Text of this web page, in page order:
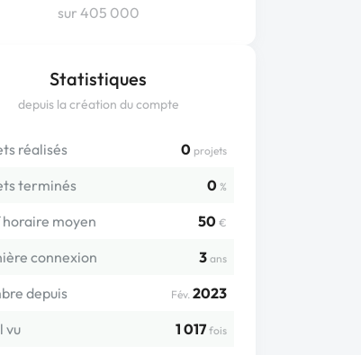
sur 405 000
Statistiques
depuis la création du compte
réalisés 0 projets
terminés 0 %
moyen 50 €
connexion 3 ans
depuis Fév. 2023
vu
1 017 fois